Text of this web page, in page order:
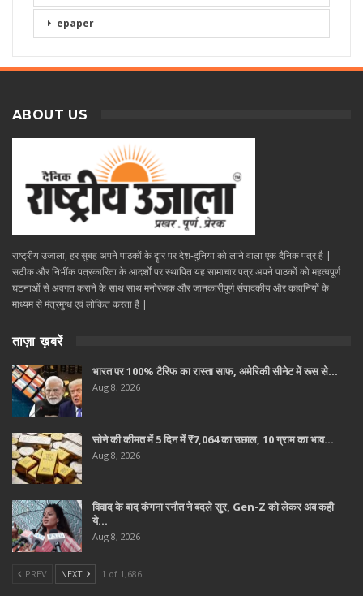
epaper
ABOUT US
राष्ट्रीय उजाला, हर सुबह अपने पाठकों के दॄार पर देश-दुनिया को लाने वाला एक दैनिक पत्र है |
सटीक और निभींक पत्रकारिता के आदर्शों पर स्थापित यह सामाचार पत्र अपने पाठकों को महत्वपूर्ण
घटनाओं से अवगत कराने के साथ साथ मनोरंजक और जानकारीपूर्ण संपादकीय और कहानियों के
माध्यम से मंत्रमुग्ध एवं लोकित करता है |
ताज़ा ख़बरें
भारत पर 100% टैरिफ का रास्ता साफ, अमेरिकी सीनेट में रूस से…
Aug 8, 2026
सोने की कीमत में 5 दिन में ₹7,064 का उछाल, 10 ग्राम का भाव…
Aug 8, 2026
विवाद के बाद कंगना रनौत ने बदले सुर, Gen-Z को लेकर अब कही
ये…
Aug 8, 2026
PREV NEXT 1 of 1,686